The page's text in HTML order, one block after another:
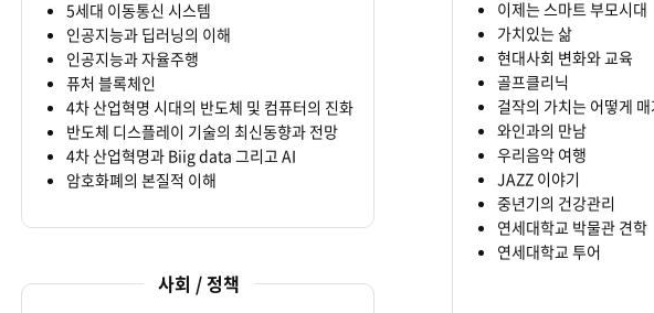
5세대 이동통신 시스템
인공지능과 딥러닝의 이해
인공지능과 자율주행
퓨처 블록체인
4차 산업혁명 시대의 반도체 및 컴퓨터의 진화
반도체 디스플레이 기술의 최신동향과 전망
4차 산업혁명과 Biig data 그리고 AI
암호화폐의 본질적 이해
사회 / 정책
이제는 스마트 부모시대
가치있는 삶
현대사회 변화와 교육
골프클리닉
걸작의 가치는 어떻게
와인과의 만남
우리음악 여행
JAZZ 이야기
중년기의 건강관리
연세대학교 박물관 견학
연세대학교 투어